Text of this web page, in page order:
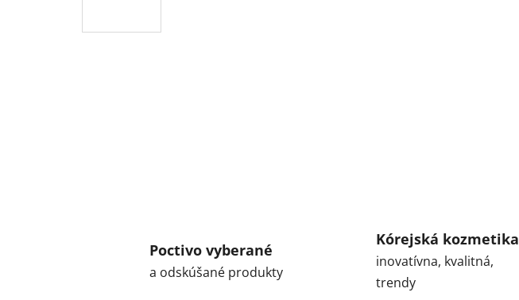
Poctivo vyberané
a odskúšané produkty
Kórejská kozmetika
inovatívna, kvalitná,
trendy